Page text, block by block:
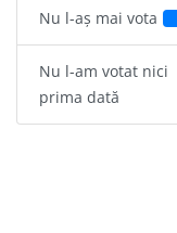
Nu l-aș mai vota
Nu l-am votat nici
prima dată